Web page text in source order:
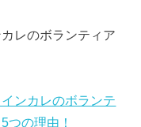
レのボランティア
ンカレのボランテ
つの理由！